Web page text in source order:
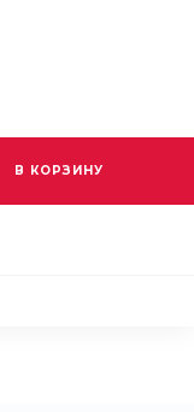
В КОРЗИНУ